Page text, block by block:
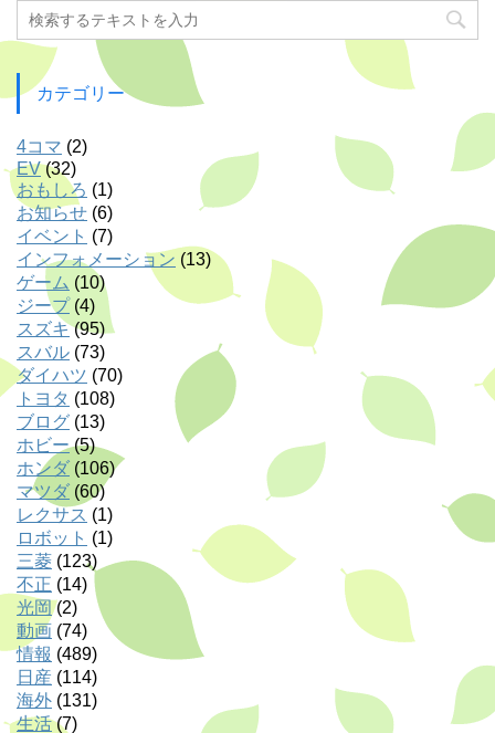
カテゴリー
4コマ (2)
EV(32)
おもしろ (1)
お知らせ (6)
イベント (7)
インフォメーション (13)
ゲーム (10)
ジープ(4)
スズキ(95)
スバル (73)
ダイハツ (70)
トヨタ (108)
ブログ (13)
ホビー(5)
ホンダ (106)
マツダ (60)
レクサス (1)
ロボット (1)
三菱 (123)
不正 (14)
光岡 (2)
動画 (74)
情報 (489)
日産 (114)
海外 (131)
生活(7)